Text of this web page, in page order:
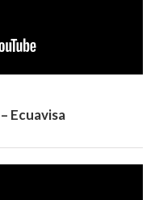
Ecuavisa